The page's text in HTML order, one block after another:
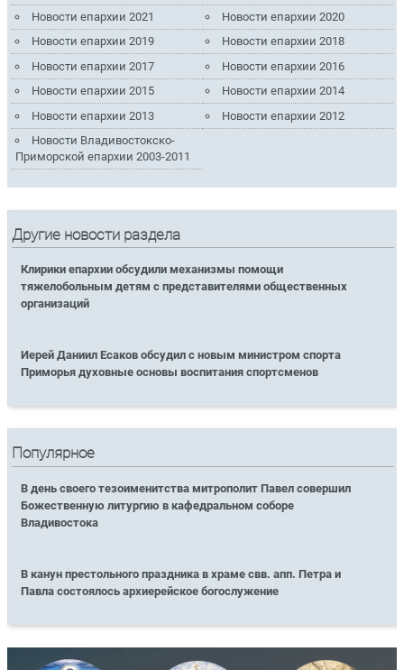
Новости епархии 2021
Новости епархии 2020
Новости епархии 2019
Новости епархии 2018
Новости епархии 2017
Новости епархии 2016
Новости епархии 2015
Новости епархии 2014
Новости епархии 2013
Новости епархии 2012
Новости Владивостокско-
Приморской епархии 2003-2011
Другие новости раздела
Клирики епархии обсудили механизмы помощи
тяжелобольным детям с представителями общественных
организаций
Иерей Даниил Есаков обсудил с новым министром спорта
Приморья духовные основы воспитания спортсменов
Популярное
В день своего тезоименитства митрополит Павел совершил
Божественную литургию в кафедральном соборе
Владивостока
В канун престольного праздника в храме свв. апп. Петра и
Павла состоялось архиерейское богослужение